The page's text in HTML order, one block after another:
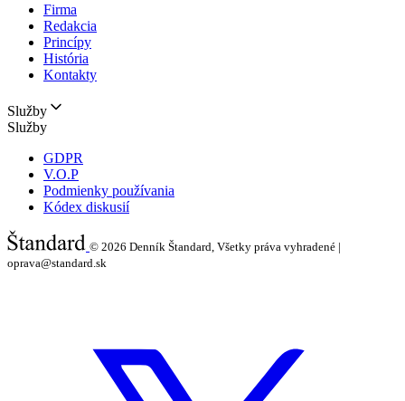
Firma
Redakcia
Princípy
História
Kontakty
Služby
Služby
GDPR
V.O.P
Podmienky používania
Kódex diskusií
© 2026 Denník Štandard, Všetky práva vyhradené |
oprava@standard.sk